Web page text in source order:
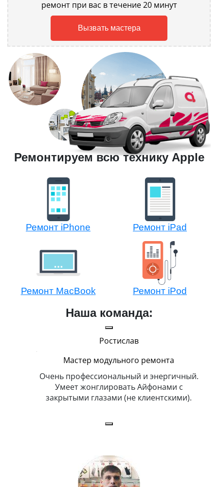
ремонт при вас в течение 20 минут
Вызвать мастера
Ремонтируем всю технику Apple
Ремонт iPhone Ремонт iPad
Ремонт MacBook Ремонт iPod
Наша команда:
Ростислав
Мастер модульного ремонта
Очень профессиональный и энергичный.
Умеет жонглировать Айфонами с
закрытыми глазами (не клиентскими).